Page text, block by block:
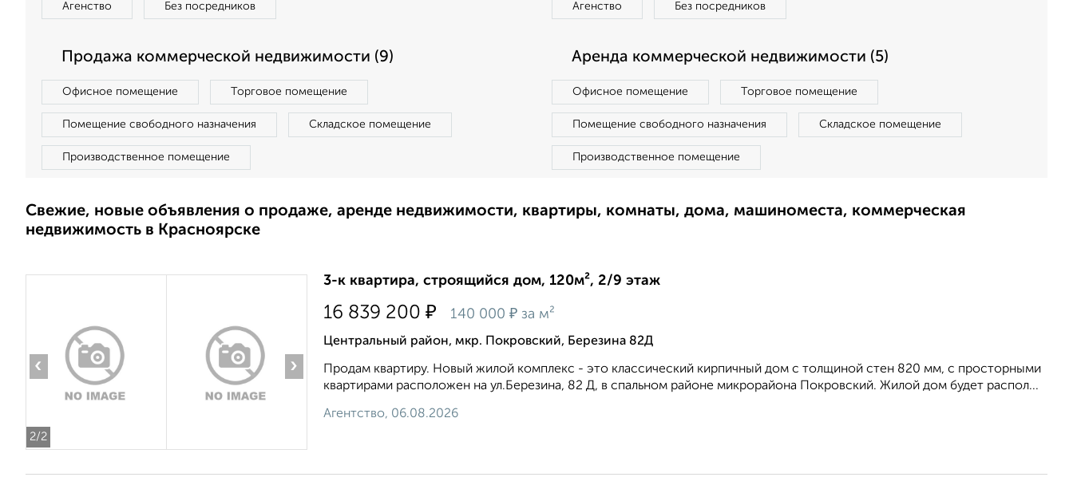
Агенство Без посредников Агенство Без посредников
Продажа коммерческой недвижимости (9)
Офисное помещение Торговое помещение
Помещение свободного назначения Складское помещение
Производственное помещение
Аренда коммерческой недвижимости (5)
Офисное помещение Торговое помещение
Помещение свободного назначения Складское помещение
Производственное помещение
Свежие, новые объявления о продаже, аренде недвижимости, квартиры, комнаты, дома, машиноместа, коммерческая
недвижимость в Красноярске
2/2
‹ ›
3-к квартира, строящийся дом, 120м², 2/9 этаж
16 839 200 ₽ 140 000 ₽ за м²
Центральный район, мкр. Покровский, Березина 82Д
Продам квартиру. Новый жилой комплекс - это классический кирпичный дом с толщиной стен 820 мм, с просторными
квартирами расположен на ул.Березина, 82 Д, в спальном районе микрорайона Покровский. Жилой дом будет распол...
Агентство, 06.08.2026